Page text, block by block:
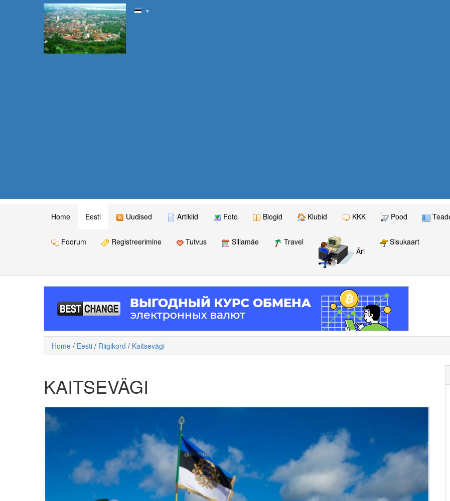
▼
Home Eesti Uudised Artiklid Foto Blogid Klubid KKK Pood
Foorum Registreerimine Tutvus Sillamäe
Travel
Äri
Sisukaart
Home / Eesti / Riigikord / Kaitsevägi
KAITSEVÄGI